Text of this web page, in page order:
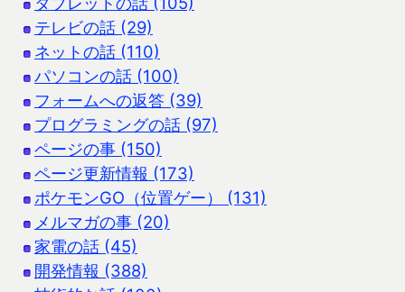
テレビの話 (29)
ネットの話 (110)
パソコンの話 (100)
フォームへの返答 (39)
プログラミングの話 (97)
ページの事 (150)
ページ更新情報 (173)
ポケモンGO（位置ゲー） (131)
メルマガの事 (20)
家電の話 (45)
開発情報 (388)